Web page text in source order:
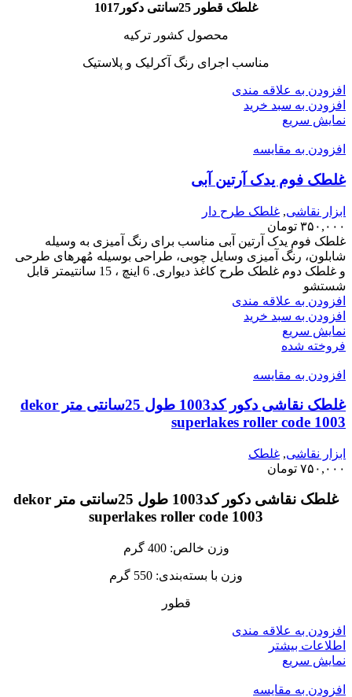
غلطک قطور 25سانتی دکور 1017
محصول کشور ترکیه
مناسب اجرای رنگ آکرلیک و پلاستیک
افزودن به علاقه مندی
افزودن به سبد خرید
نمایش سریع
افزودن به مقایسه
غلطک فوم یدک آرتین آبی
ابزار نقاشی, غلطک طرح دار
۳۵۰,۰۰۰ تومان
غلطک فوم یدک آرتین آبی مناسب برای رنگ آمیزی به وسیله
شابلون، رنگ آمیزی وسایل چوبی، طراحی بوسیله مُهرهای طرحی
و غلطک دوم غلطک طرح کاغذ دیواری. 6 اینچ ، 15 سانتیمتر قابل
شستشو
افزودن به علاقه مندی
افزودن به سبد خرید
نمایش سریع
فروخته شده
افزودن به مقایسه
غلطک نقاشی دکور کد1003 طول 25سانتی متر dekor
superlakes roller code 1003
ابزار نقاشی, غلطک
۷۵۰,۰۰۰ تومان
غلطک نقاشی دکور کد1003 طول 25سانتی متر dekor
superlakes roller code 1003
وزن خالص: 400 گرم
وزن با بسته‌بندی: 550 گرم
قطور
افزودن به علاقه مندی
اطلاعات بیشتر
نمایش سریع
افزودن به مقایسه